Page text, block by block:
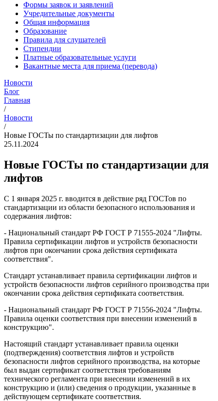
Формы заявок и заявлений
Учредительные документы
Общая информация
Образование
Правила для слушателей
Стипендии
Платные образовательные услуги
Вакантные места для приема (перевода)
Новости
Блог
Главная
/
Новости
/
Новые ГОСТы по стандартизации для лифтов
25.11.2024
Новые ГОСТы по стандартизации для
лифтов
С 1 января 2025 г. вводится в действие ряд ГОСТов по
стандартизации из области безопасного использования и
содержания лифтов:
- Национальный стандарт РФ ГОСТ Р 71555-2024 "Лифты.
Правила сертификации лифтов и устройств безопасности
лифтов при окончании срока действия сертификата
соответствия".
Стандарт устанавливает правила сертификации лифтов и
устройств безопасности лифтов серийного производства при
окончании срока действия сертификата соответствия.
- Национальный стандарт РФ ГОСТ Р 71556-2024 "Лифты.
Правила оценки соответствия при внесении изменений в
конструкцию".
Настоящий стандарт устанавливает правила оценки
(подтверждения) соответствия лифтов и устройств
безопасности лифтов серийного производства, на которые
был выдан сертификат соответствия требованиям
технического регламента при внесении изменений в их
конструкцию и (или) сведения о продукции, указанные в
действующем сертификате соответствия.